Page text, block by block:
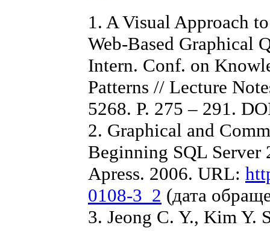
1. A Visual Approach
Web-Based Graphical
Intern. Conf. on
Patterns // Lecture
5268. P. 275 – 291.
2. Graphical and
Beginning SQL Server
Apress. 2006. URL:
0108-3_2 (дата
3. Jeong C. Y., Kim Y.